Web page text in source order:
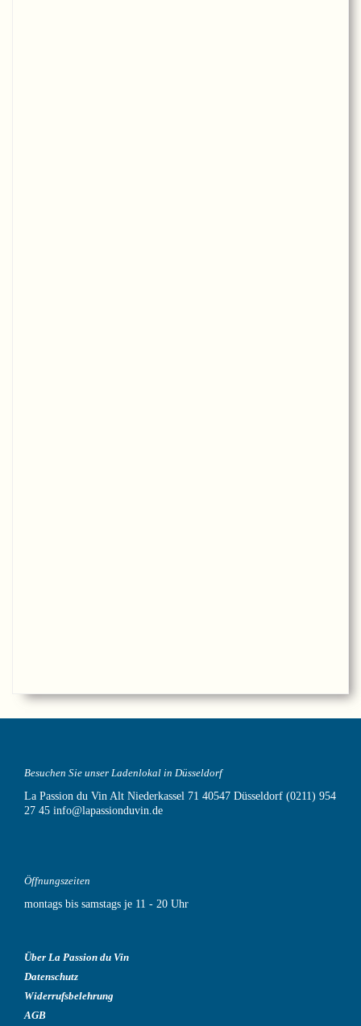
Besuchen Sie unser Ladenlokal in Düsseldorf
La Passion du Vin Alt Niederkassel 71 40547 Düsseldorf (0211) 954
27 45 info@lapassionduvin.de
Öffnungszeiten
montags bis samstags je 11 - 20 Uhr
Über La Passion du Vin
Datenschutz
Widerrufsbelehrung
AGB